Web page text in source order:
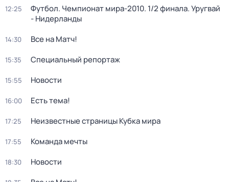
12:25
Футбол. Чемпионат мира-2010. 1/2 финала. Уругвай
- Нидерланды
14:30 Все на Матч!
15:35 Специальный репортаж
15:55 Новости
16:00 Есть тема!
17:25 Неизвестные страницы Кубка мира
17:55 Команда мечты
18:30 Новости